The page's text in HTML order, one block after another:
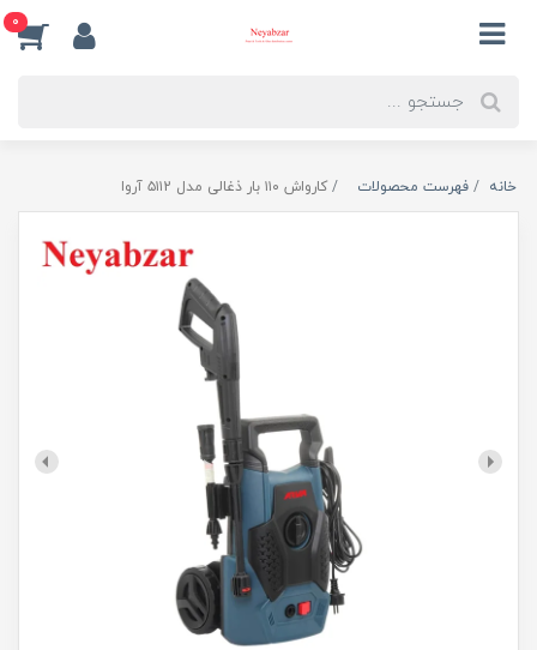
0
خانه فهرست محصولات کارواش ۱۱۰ بار ذغالی مدل ۵۱۱2 آروا